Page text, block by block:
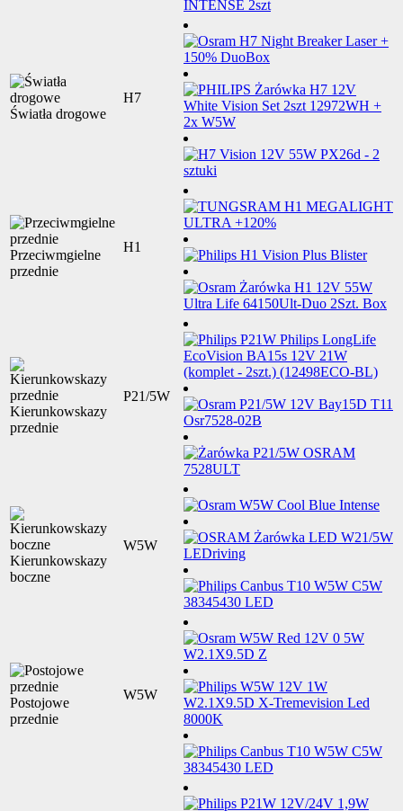
Światła drogowe
H7
Przeciwmgielne
przednie
H1
Kierunkowskazy
przednie
P21/5W
Kierunkowskazy
boczne
W5W
Postojowe
przednie
W5W